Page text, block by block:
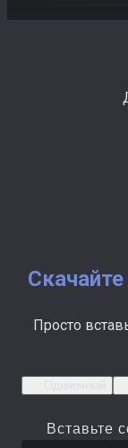
Просто
Вставьте